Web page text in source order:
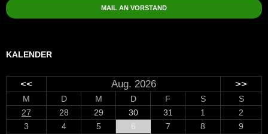
MAIL AN VORSTAND
KALENDER
<< Aug. 2026 >>
M D M D F S
S
27
28 29 30 31 1
2
3
4 5 6 7 8
9